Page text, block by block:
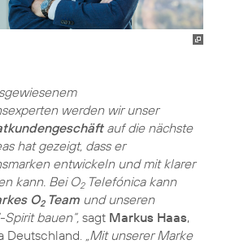
werden wir unser
auf die nächste
hat gezeigt, dass er
entwickeln und mit klarer
kann. Bei O2Telefónica kann
O2Teamund unseren
Spirit bauen“,sagt Markus Haas,
Deutschland. „Mit unserer Marke